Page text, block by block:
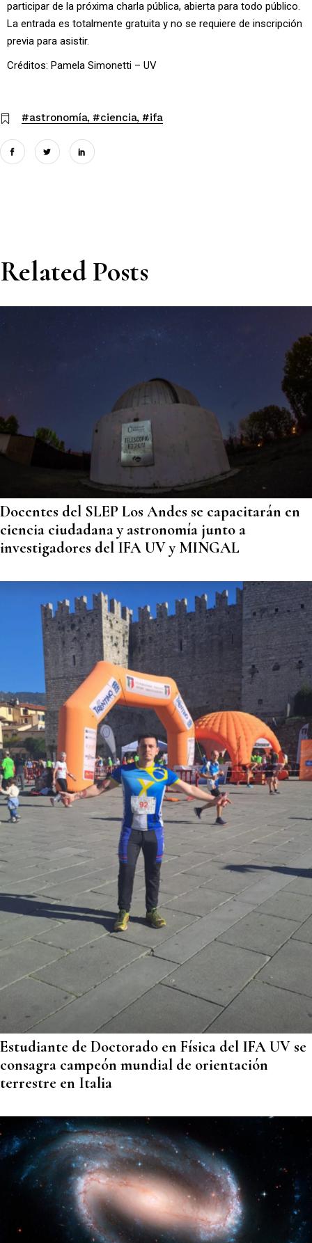
participar de la próxima charla pública, abierta para todo público.
La entrada es totalmente gratuita y no se requiere de inscripción
previa para asistir.
Créditos: Pamela Simonetti – UV
#astronomía #ciencia #ifa
Related Posts
Docentes del SLEP Los Andes se capacitarán en
ciencia ciudadana y astronomía junto a
investigadores del IFA UV y MINGAL
Estudiante de Doctorado en Física del IFA UV se
consagra campeón mundial de orientación
terrestre en Italia